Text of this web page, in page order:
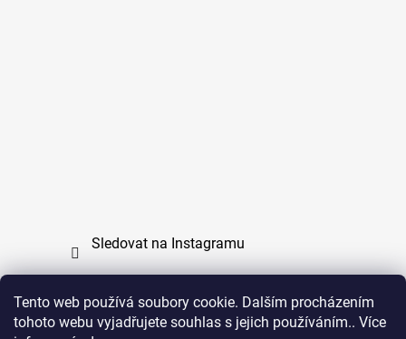
Tento web používá soubory cookie. Dalším procházením
tohoto webu vyjadřujete souhlas s jejich používáním.. Více
Sledovat na Instagramu